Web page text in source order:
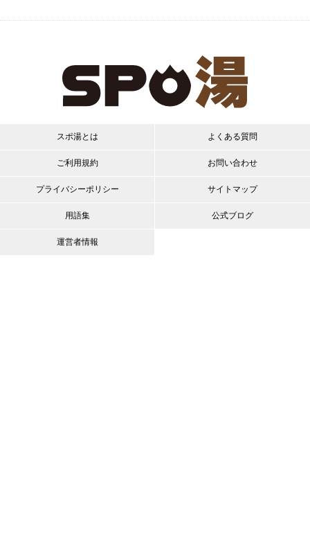
スポ湯とは
ご利用規約
プライバシーポリシー
用語集
運営者情報
よくある質問
お問い合わせ
サイトマップ
公式ブログ